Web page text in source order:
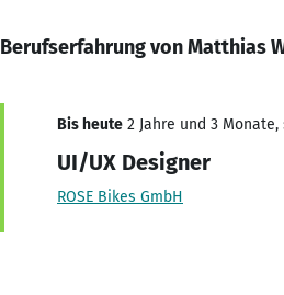
Berufserfahrung von Matthias
Bis heute 2 Jahre und 3 Monate,
UI/UX Designer
ROSE Bikes GmbH